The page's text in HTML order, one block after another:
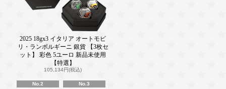
2025 18gx3 イタリア オートモビ
リ・ランボルギーニ 銀貨 【3枚セ
ット】 彩色 5ユーロ 新品未使用
【特選】
105,134円(税込)
No.2 No.3